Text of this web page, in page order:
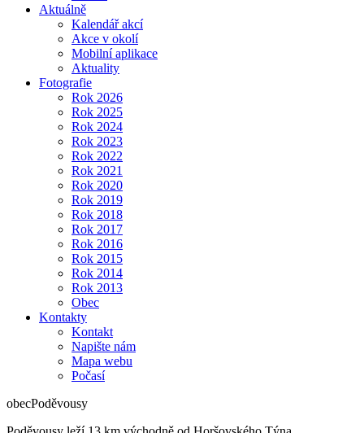
Aktuálně
Kalendář akcí
Akce v okolí
Mobilní aplikace
Aktuality
Fotografie
Rok 2026
Rok 2025
Rok 2024
Rok 2023
Rok 2022
Rok 2021
Rok 2020
Rok 2019
Rok 2018
Rok 2017
Rok 2016
Rok 2015
Rok 2014
Rok 2013
Obec
Kontakty
Kontakt
Napište nám
Mapa webu
Počasí
obecPoděvousy